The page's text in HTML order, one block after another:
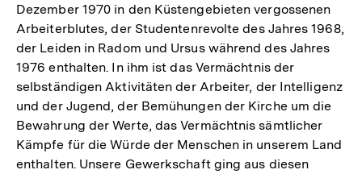
Dezember 1970 in den Küstengebieten vergossenen
Arbeiterblutes, der Studentenrevolte des Jahres 1968,
der Leiden in Radom und Ursus während des Jahres
1976 enthalten. In ihm ist das Vermächtnis der
selbständigen Aktivitäten der Arbeiter, der Intelligenz
und der Jugend, der Bemühungen der Kirche um die
Bewahrung der Werte, das Vermächtnis sämtlicher
Kämpfe für die Würde der Menschen in unserem Land
enthalten. Unsere Gewerkschaft ging aus diesen